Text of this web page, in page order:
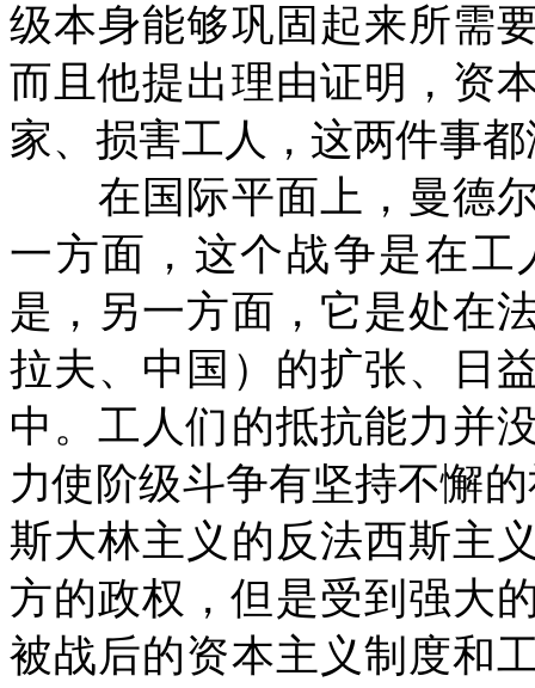
级本身能够巩固起来所需
而且他提出理由证明，资
家、损害工人，这两件事
在国际平面上，曼德尔
一方面，这个战争是在
是，另一方面，它是处在
拉夫、中国）的扩张、日
中。工人们的抵抗能力并
力使阶级斗争有坚持不懈
斯大林主义的反法西斯主
方的政权，但是受到强大
被战后的资本主义制度和